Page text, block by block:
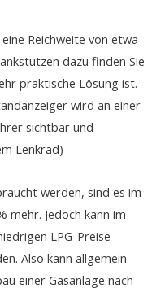
Reichweite von etwa
dazu finden Sie
praktische Lösung ist.
wird an einer
sichtbar und
Lenkrad)
werden, sind es im
mehr. Jedoch kann im
LPG-Preise
Also kann allgemein
einer Gasanlage nach